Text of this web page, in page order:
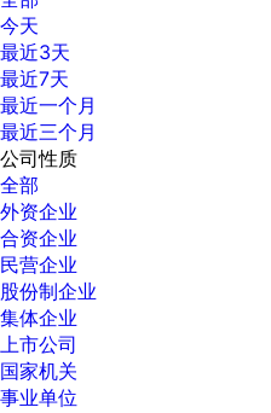
今天
最近3天
最近7天
最近一个月
最近三个月
公司性质
全部
外资企业
合资企业
民营企业
股份制企业
集体企业
上市公司
国家机关
事业单位